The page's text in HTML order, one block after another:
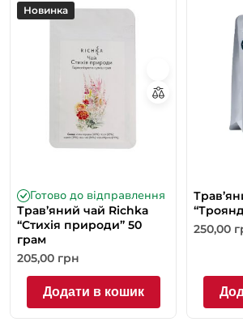
Новинка
Готово до відправлення
Трав’яний чай Richka
“Стихія природи” 50
грам
205,00 грн
Додати в кошик
250,00